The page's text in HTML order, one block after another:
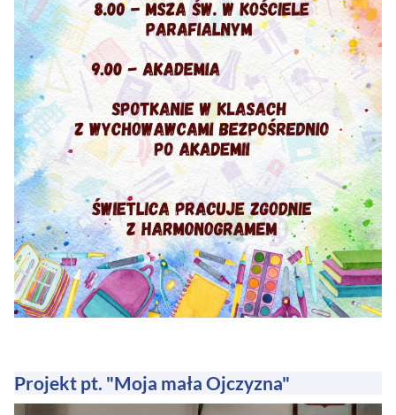
Projekt pt. "Moja mała Ojczyzna"